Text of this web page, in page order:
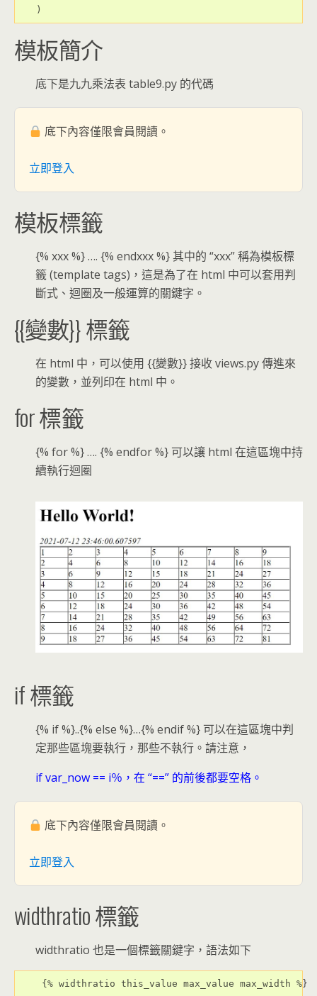
)
模板簡介
底下是九九乘法表 table9.py 的代碼
底下內容僅限會員閱讀。
立即登入
模板標籤
{% xxx %} …. {% endxxx %} 其中的 “xxx” 稱為模板標
籤 (template tags)，這是為了在 html 中可以套用判
斷式、迴圈及一般運算的關鍵字。
{{變數}} 標籤
在 html 中，可以使用 {{變數}} 接收 views.py 傳進來
的變數，並列印在 html 中。
for 標籤
{% for %} …. {% endfor %} 可以讓 html 在這區塊中持
續執行迴圈
if 標籤
{% if %}..{% else %}…{% endif %} 可以在這區塊中判
定那些區塊要執行，那些不執行。請注意，
if var_now == i％，在 “==” 的前後都要空格。
底下內容僅限會員閱讀。
立即登入
widthratio 標籤
widthratio 也是一個標籤關鍵字，語法如下
{% widthratio this_value max_value max_width %}